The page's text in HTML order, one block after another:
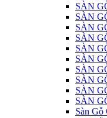
SÀN
SÀN
SÀN
SÀN
SÀN
SÀN
SÀN
SÀN
SÀN
SÀN
Sàn